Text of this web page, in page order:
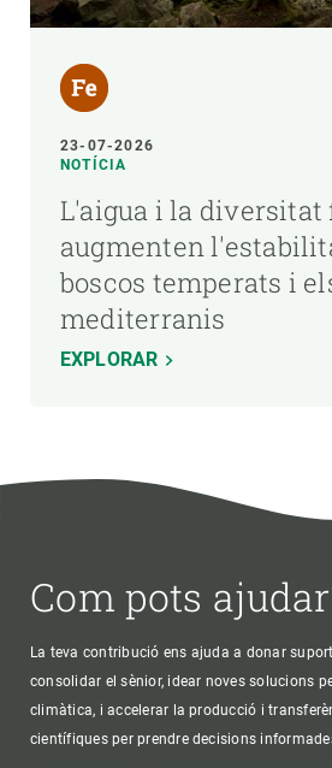
23-07-2026
NOTÍCIA
L'aigua i la
augmenten
boscos temperats i
mediterranis
EXPLORAR
Com pots
La teva contribució ens ajuda a donar
consolidar el sènior, idear noves solucions
climàtica, i accelerar la producció i
científiques per prendre decisions